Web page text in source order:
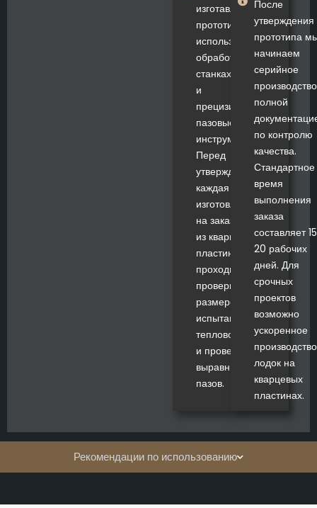
Рекомендации по использованию
изготавливаем
прототип,
используя
обработку на
станках с ЧПУ
и
прецизионные
пазовые
инструменты.
Перед
утверждением
каждая
изготовленная
на заказ лодка
из кварцевых
пластин
проходит
проверку
размеров,
испытания на
тепловой удар
и проверку
выравнивания
пазов.
После
утверждения
прототипа
начинаем
серийное
полной
по контролю
качества.
Стандартное
время
выполнения
заказа
составляет
20 рабочих
дней. Для
срочных
проектов
возможно
ускоренное
производство
лодок на
кварцевых
пластинах.